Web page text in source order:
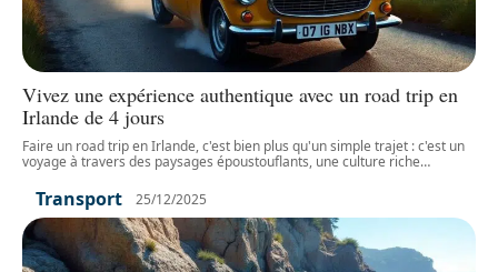
Vivez une expérience authentique avec un road trip en
Irlande de 4 jours
Faire un road trip en Irlande, c'est bien plus qu'un simple trajet : c'est un
voyage à travers des paysages époustouflants, une culture riche…
Transport 25/12/2025